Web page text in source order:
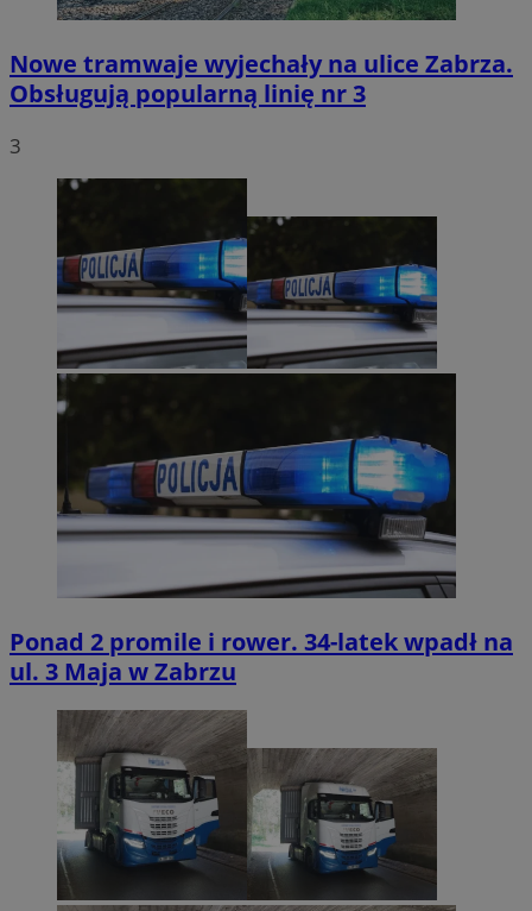
Nowe tramwaje wyjechały na ulice Zabrza.
Obsługują popularną linię nr 3
3
Ponad 2 promile i rower. 34-latek wpadł na
ul. 3 Maja w Zabrzu